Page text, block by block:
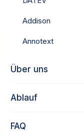
Addison
Annotext
Über uns
Ablauf
FAQ im